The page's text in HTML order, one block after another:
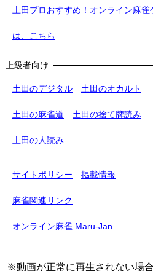
土田プロおすすめ！オンライン麻
は、こちら
上級者向け
土田のデジタル 土田のオカルト
土田の麻雀道 土田の捨て牌読み
土田の人読み
サイトポリシー 掲載情報
麻雀関連リンク
オンライン麻雀 Maru-Jan
※動画が正常に再生されない場